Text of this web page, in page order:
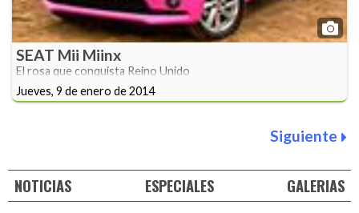
SEAT Mii Miinx
El rosa que conquista Reino Unido
Jueves, 9 de enero de 2014
Siguiente
NOTICIAS ESPECIALES GALERIAS